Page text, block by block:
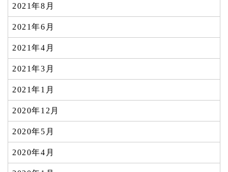
2021年8月
2021年6月
2021年4月
2021年3月
2021年1月
2020年12月
2020年5月
2020年4月